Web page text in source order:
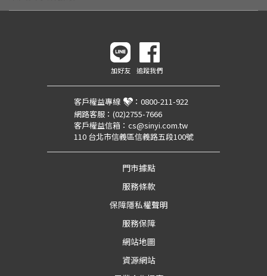
加好友 追蹤我們
客戶權益專線 ： 0800-211-922
網路客服： (02)2755-7666
客戶權益信箱： cs@sinyi.com.tw
110 台北市信義區信義路五段100號
門市據點
服務條款
保障隱私權聲明
服務保障
網站地圖
資源網站